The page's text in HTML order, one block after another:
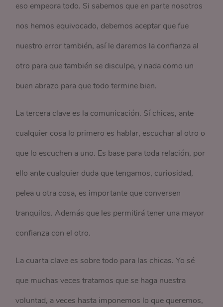
eso empeora todo. Si sabemos que en parte nosotros
nos hemos equivocado, debemos aceptar que fue
nuestro error también, así le daremos la confianza al
otro para que también se disculpe, y nada como un
buen abrazo para que todo termine bien.
La tercera clave es la comunicación. Sí chicas, ante
cualquier cosa lo primero es hablar, escuchar al otro o
que lo escuchen a uno. Es base para toda relación, por
ello ante cualquier duda que tengamos, curiosidad,
pelea u otra cosa, es importante que conversen
tranquilos. Además que les permitirá tener una mayor
confianza con el otro.
La cuarta clave es sobre todo para las chicas. Yo sé
que muchas veces tratamos que se haga nuestra
voluntad, a veces hasta imponemos lo que queremos,